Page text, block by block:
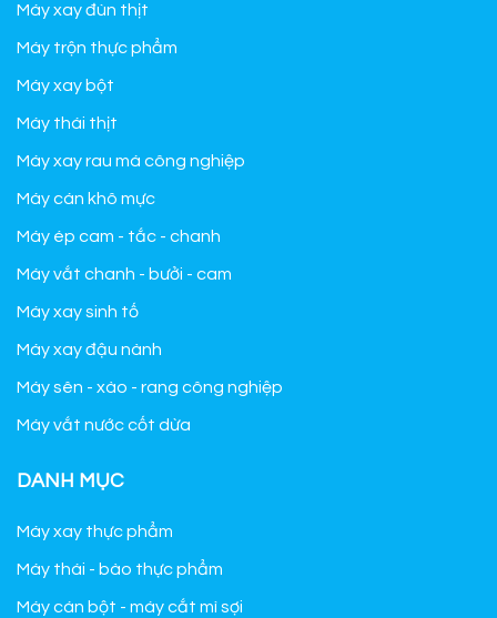
Máy xay đùn thịt
Máy trộn thực phẩm
Máy xay bột
Máy thái thịt
Máy xay rau má công nghiệp
Máy cán khô mực
Máy ép cam - tắc - chanh
Máy vắt chanh - bưởi - cam
Máy xay sinh tố
Máy xay đậu nành
Máy sên - xào - rang công nghiệp
Máy vắt nước cốt dừa
DANH MỤC
Máy xay thực phẩm
Máy thái - bào thực phẩm
Máy cán bột - máy cắt mì sợi